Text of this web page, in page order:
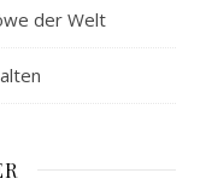
der Welt